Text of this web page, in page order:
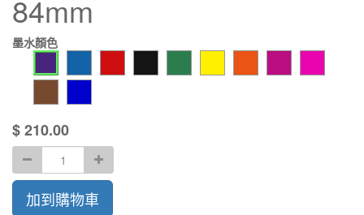
84mm
墨水顏色
$210.00
加到購物車